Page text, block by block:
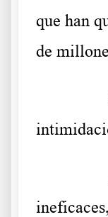
que han
de
ineficaces,